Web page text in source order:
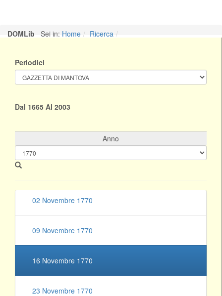
DOMLib Sei in: Home Ricerca
Periodici
Dal 1665 Al 2003
Anno
05 Ottobre 1770
12 Ottobre 1770
02 Novembre 1770
09 Novembre 1770
16 Novembre 1770
23 Novembre 1770